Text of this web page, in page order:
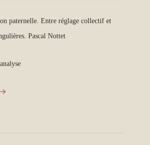
paternelle. Entre réglage collectif et
Pascal Nottet